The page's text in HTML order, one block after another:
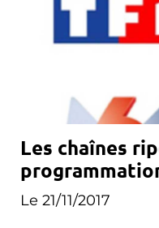
Les chaînes
Canal+
Le 21/11/2017